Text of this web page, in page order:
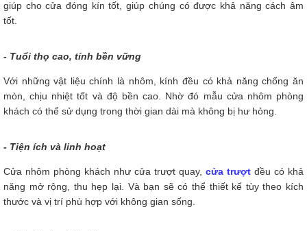
giúp cho cửa đóng kín tốt, giúp chúng có được khả năng cách âm
tốt.
- Tuổi thọ cao, tính bền vững
Với những vật liệu chính là nhôm, kính đều có khả năng chống ăn
mòn, chịu nhiệt tốt và độ bền cao. Nhờ đó mẫu cửa nhôm phòng
khách có thể sử dụng trong thời gian dài mà không bị hư hỏng.
- Tiện ích và linh hoạt
Cửa nhôm phòng khách như cửa trượt quay, cửa trượt đều có khả
năng mở rộng, thu hẹp lại. Và bạn sẽ có thể thiết kế tùy theo kích
thước và vị trí phù hợp với không gian sống.